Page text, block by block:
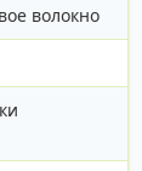
волокно